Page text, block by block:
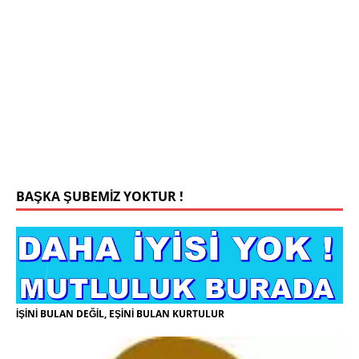
BAŞKA ŞUBEMİZ YOKTUR !
İŞİNİ BULAN DEĞİL, EŞİNİ BULAN KURTULUR